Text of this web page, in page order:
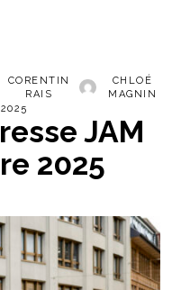
CORENTIN
RAIS
CHLOÉ
MAGNIN
JAM
2025